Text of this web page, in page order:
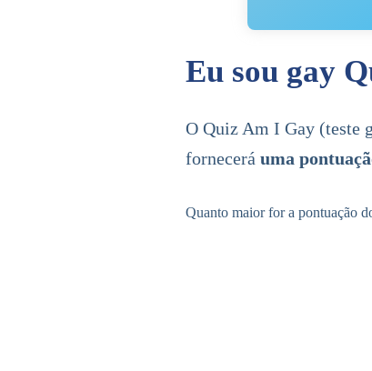
Eu sou gay
O Quiz Am I Gay (teste
forneceráuma
Quanto maior for a pontuação